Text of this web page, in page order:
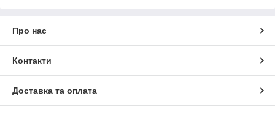
Про нас
Контакти
Доставка та оплата